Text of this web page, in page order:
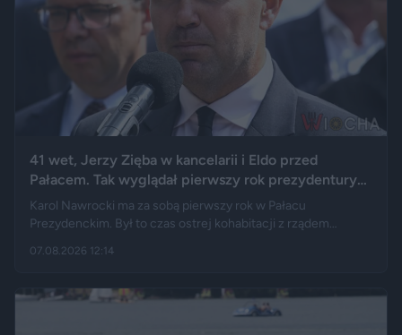
41 wet, Jerzy Zięba w kancelarii i Eldo przed
Pałacem. Tak wyglądał pierwszy rok prezydentury
Karola Nawrockiego
Karol Nawrocki ma za sobą pierwszy rok w Pałacu
Prezydenckim. Był to czas ostrej kohabitacji z rządem
uświetnił występ rapera, Eldo. Pierwszy rok prezydentury
podsumowują m.in. Fakt, Demagog, „Gazeta Wyborcza” i „Do
07.08.2026 12:14